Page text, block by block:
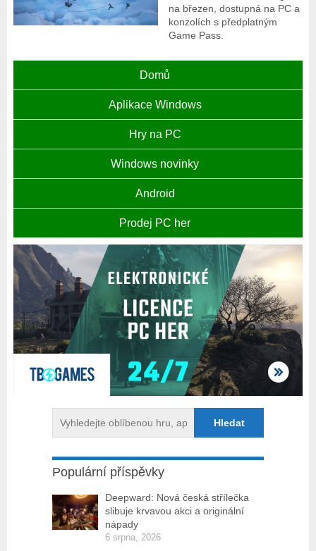
na březen, dostupná na PC a
konzolích s předplatným
Game Pass.
Domů
Aplikace Windows
Hry na PC
Windows novinky
Android
Prodej PC her
Populární příspěvky
Deepward: Nová česká střílečka
slibuje krvavou akci a originální
nápady
6 srpna, 2026